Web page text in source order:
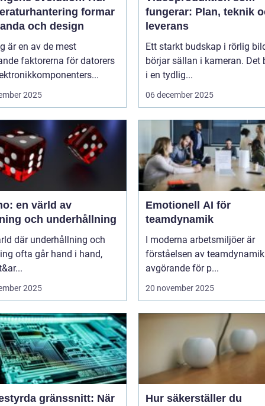
formar
och design
är en av de mest
faktorerna för datorers
2025
fungerar: Plan, teknik
leverans
Ett starkt budskap i rörlig
börjar sällan i kameran. Det
i en tydlig...
06 december 2025
en värld av
och underhållning
där underhållning och
ofta går hand i hand,
2025
Emotionell AI för
teamdynamik
I moderna arbetsmiljöer är
förståelsen av teamdynamik
avgörande för p...
20 november 2025
gränssnitt: När
Hur säkerställer du